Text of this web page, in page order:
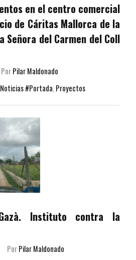
en el centro comercial
de Cáritas Mallorca de la
Señora del Carmen del Coll
PorPilar Maldonado
Noticias #Portada, Proyectos
Instituto contra la
PorPilar Maldonado